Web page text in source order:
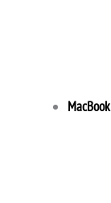
MacBook